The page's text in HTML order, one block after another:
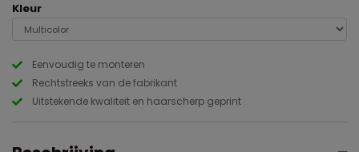
Eenvoudig te monteren
Rechtstreeks van de fabrikant
Uitstekende kwaliteit en haarscherp geprint
Kleur